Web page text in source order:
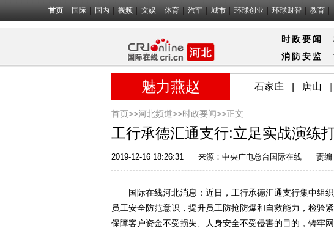
首页 国际 国内 视频 文娱 体育 汽车 城市 环球创业 环球财智 教育
时政要闻
消防安监
魅力燕赵 石家庄 唐山
首页>>河北频道>>时政要闻>>正文
工行承德汇通支行:立足实战演练
2019-12-16 18:26:31 来源： 中央广电总台国际在线 责编
国际在线河北消息：近日，工行承德汇通支行集中组织
员工安全防范意识，提升员工防抢防爆和自救能力，检验
保障客户资金不受损失、人身安全不受侵害的目的，铸牢网